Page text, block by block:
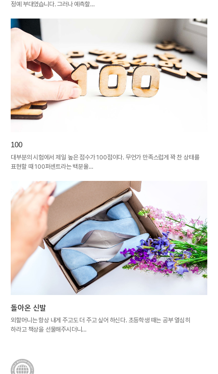
정예 부대였습니다. 그러나 예측할…
100
대부분의 시험에서 제일 높은 점수가 100점이다. 무언가 만족스럽게 꽉 찬 상태를
표현할 때 100퍼센트라는 백분율…
돌아온 신발
외할머니는 항상 내게 주고도 더 주고 싶어 하신다. 초등학생 때는 공부 열심히
하라고 책상을 선물해주시더니…